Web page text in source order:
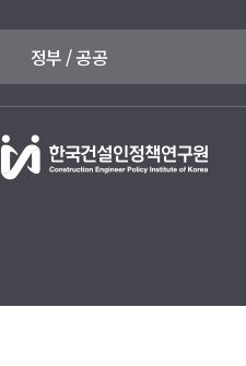
정부 / 공공